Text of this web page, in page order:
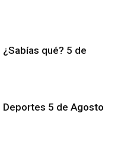
qué? 5 de
Deportes 5 de Agosto